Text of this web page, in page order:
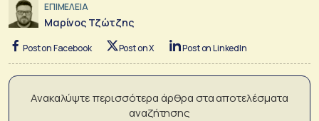
ΕΠΙΜΕΛΕΙΑ
Μαρίνος Τζώτζης
Post on Facebook Post on X Post on LinkedIn
Ανακαλύψτε περισσότερα άρθρα στα αποτελέσματα
αναζήτησης